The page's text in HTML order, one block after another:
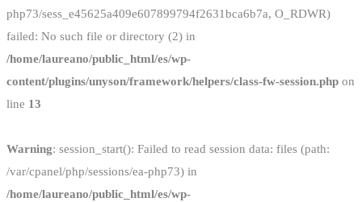
php73/sess_e45625a409e607899794f2631bca6b7a, O_RDWR)
failed: No such file or directory (2) in
/home/laureano/public_html/es/wp-
content/plugins/unyson/framework/helpers/class-fw-session.php on
line 13
Warning: session_start(): Failed to read session data: files (path:
/var/cpanel/php/sessions/ea-php73) in
/home/laureano/public_html/es/wp-